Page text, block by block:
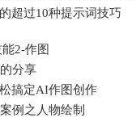
超过10种提示词技巧
2-作图
分享
搞定AI作图创作
例之人物绘制